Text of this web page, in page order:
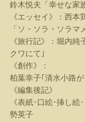
鈴木悦夫「幸せな家
《エッセイ》：西
「ソ・ソラ・ソラマ
《旅行記》：堀内純
クワにて｣
《創作》：
柏葉幸子｢清水小路
《編集後記》
《表紙･口絵･挿し
勢英子